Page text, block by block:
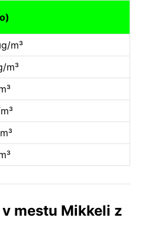
m³
m³
mestu Mikkeli z